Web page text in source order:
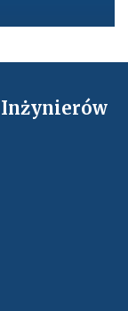
Inżynierów